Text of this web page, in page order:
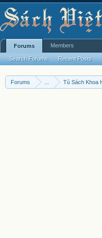
Forums Tủ Sách Khoa
Forums
Search Forums Recent Posts
Members